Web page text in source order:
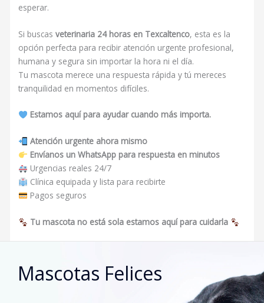
esperar.
Si buscasveterinaria 24 horas en Texcaltenco, esta es la
opción perfecta para recibir atención urgente profesional,
humana y segura sin importar la hora ni el día.
Tu mascota merece una respuesta rápida y tú mereces
tranquilidad en momentos difíciles.
Estamos aquí para ayudar cuando más importa.
Atención urgente ahora mismo
Envíanos un WhatsApp para respuesta en minutos
Urgencias reales 24/7
Clínica equipada y lista para recibirte
Pagos seguros
Tu mascota no está sola estamos aquí para cuidarla
Mascotas Felices